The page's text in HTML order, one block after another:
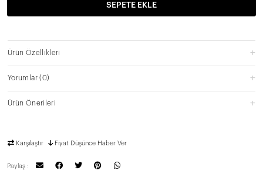
SEPETE EKLE
Ürün Özellikleri
Yorumlar(0)
Ürün Önerileri
Karşılaştır Fiyat Düşünce Haber Ver
Paylaş :